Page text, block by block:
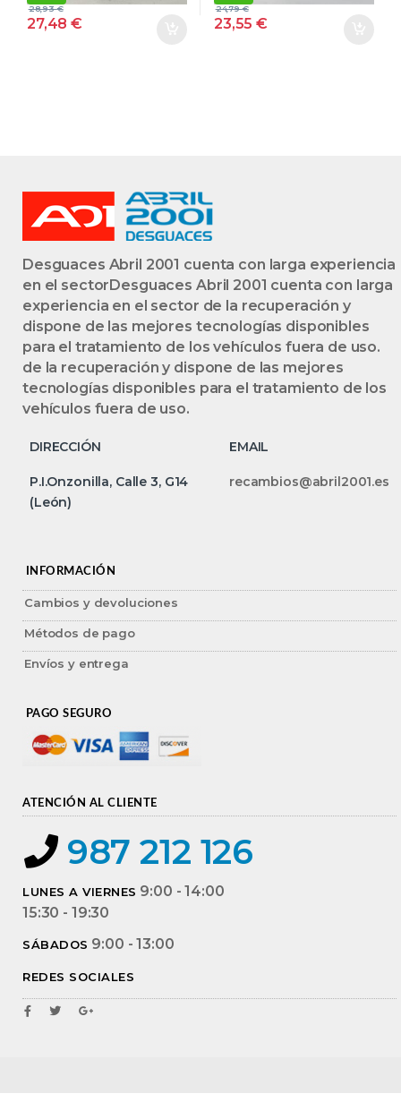
27,48€
28,93€
23,55€
24,79€
Desguaces Abril 2001 cuenta con larga experiencia
en el sectorDesguaces Abril 2001 cuenta con larga
experiencia en el sector de la recuperación y
dispone de las mejores tecnologías disponibles
para el tratamiento de los vehículos fuera de uso.
de la recuperación y dispone de las mejores
tecnologías disponibles para el tratamiento de los
vehículos fuera de uso.
DIRECCIÓN EMAIL
P.I.Onzonilla, Calle 3, G14
(León)
recambios@abril2001.es
INFORMACIÓN
Cambios y devoluciones
Métodos de pago
Envíos y entrega
PAGO SEGURO
ATENCIÓN AL CLIENTE
987 212 126
LUNES A VIERNES 9:00 - 14:00
15:30 - 19:30
SÁBADOS 9:00 - 13:00
REDES SOCIALES